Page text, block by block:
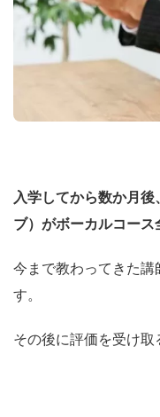
入学してから数か月
ブ）がボーカルコース
今まで教わってきた
す。
その後に評価を受け取